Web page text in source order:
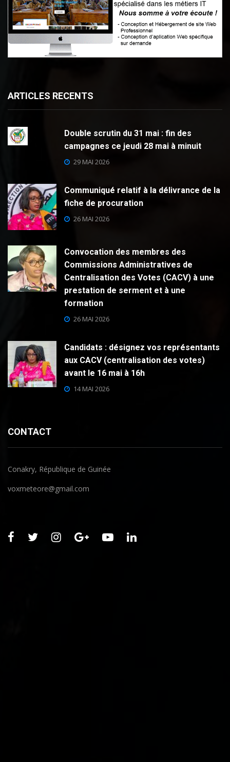
ARTICLES RECENTS
Double scrutin du 31 mai : fin des
campagnes ce jeudi 28 mai à minuit
29 MAI 2026
Communiqué relatif à la délivrance de la
fiche de procuration
26 MAI 2026
Convocation des membres des
Commissions Administratives de
Centralisation des Votes (CACV) à une
prestation de serment et à une
formation
26 MAI 2026
Candidats : désignez vos représentants
aux CACV (centralisation des votes)
avant le 16 mai à 16h
14 MAI 2026
CONTACT
Conakry, République de Guinée
voxmeteore@gmail.com